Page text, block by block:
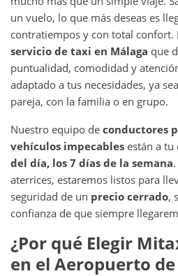
un vuelo, lo que más deseas es
contratiempos y con total confort.
servicio de taxi en Málaga que
puntualidad, comodidad y
adaptado a tus necesidades, ya
pareja, con la familia o en grupo.
Nuestro equipo de conductores
vehículos impecables están a tu
del día, los 7 días de la semana
aterrices, estaremos listos para
seguridad de un precio cerrado,
confianza de que siempre
¿Por qué Elegir
en el Aeropuerto